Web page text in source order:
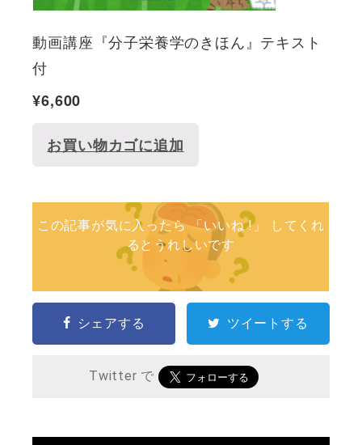
動画講座『分子栄養学のきほん』テキスト
付
¥6,600
お買い物カゴに追加
この記事が気に入ったら 「いいね !」 してくれ
るとうれしいです
シェアする ツイートする
Twitter で